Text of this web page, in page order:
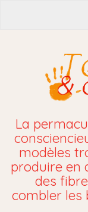
La
modèles
produire en
des
combler les